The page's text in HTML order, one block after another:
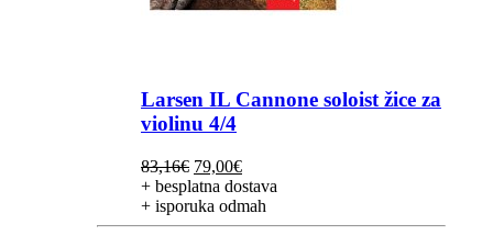
Larsen IL Cannone soloist žice za
violinu 4/4
83,16€ Izvorna
cijena
bila
je:
79,00€Trenutna
cijena
je:
79,00€.
+ besplatna dostava
+ isporuka odmah